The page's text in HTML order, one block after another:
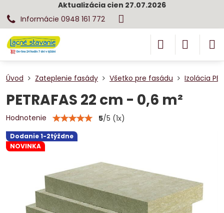
Aktualizácia cien 27.07.2026
Informácie 0948 161 772
Dodanie 1-2týždne
NOVINKA
Úvod Zateplenie fasády Všetko pre fasádu Izolácia
PETRAFAS 22 cm - 0,6 m²
Hodnotenie 5/5 (1x)